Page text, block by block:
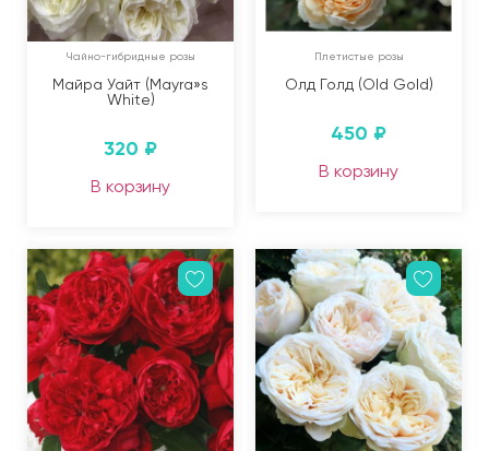
Чайно-гибридные розы
Майра Уайт (Mayra»s
White)
320 ₽
В корзину
Плетистые розы
Олд Голд (Old Gold)
450 ₽
В корзину